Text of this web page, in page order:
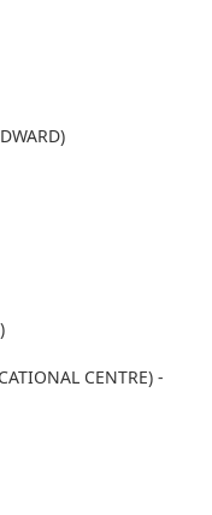
CENTRE) -